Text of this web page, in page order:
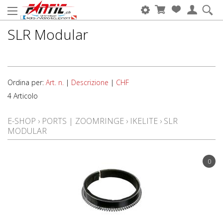
SLR Modular
Ordina per: Art. n. | Descrizione | CHF
4 Articolo
E-SHOP › PORTS | ZOOMRINGE › IKELITE › SLR
MODULAR
0